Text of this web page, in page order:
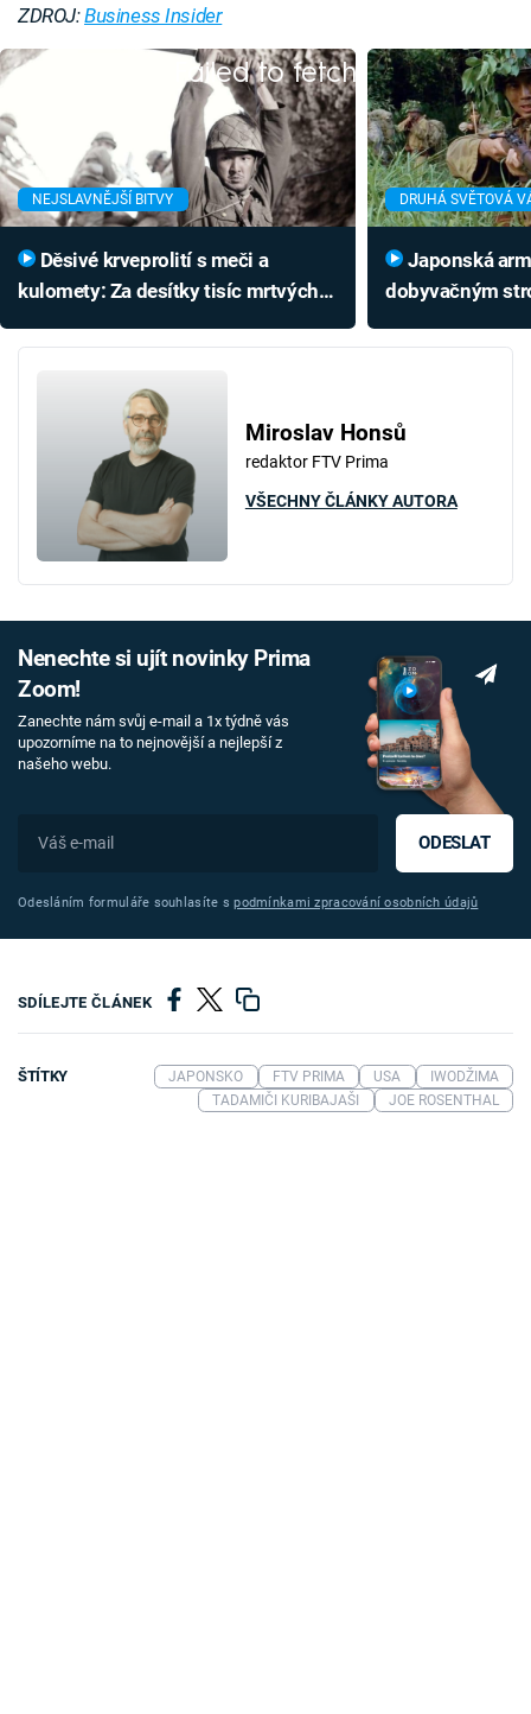
ZDROJ:Business Insider
Failed to fetch
NEJSLAVNĚJŠÍ BITVY
kulomety: Za desítky tisíc mrtvých
DRUHÁ SVĚTOVÁ
dobyvačným
Miroslav Honsů
redaktor FTV Prima
VŠECHNY ČLÁNKY AUTORA
Nenechte si ujít novinky Prima
Zoom!
Zanechte nám svůj e-mail a 1x týdně vás
upozorníme na to nejnovější a nejlepší z
našeho webu.
ODESLAT
Odesláním formuláře souhlasíte spodmínkami zpracování osobních údajů
SDÍLEJTE ČLÁNEK
ŠTÍTKY JAPONSKO FTV PRIMA USA
IWODŽIMA
TADAMIČI KURIBAJAŠI
JOE ROSENTHAL